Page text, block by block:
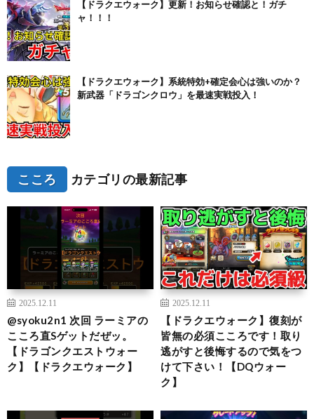
【ドラクエウォーク】更新！お知らせ確認と！ガチ
ャ！！！
【ドラクエウォーク】系統特効+確定会心は強いのか？
新武器「ドラゴンクロウ」を最速実戦投入！
こころ カテゴリの最新記事
2025.12.11
@syoku2n1 次回 ラーミアの
こころ直Sゲットだぜッ。
【ドラゴンクエストウォー
ク】【ドラクエウォーク】
2025.12.11
【ドラクエウォーク】復刻が
皆無の必須こころです！取り
逃がすと後悔するので気をつ
けて下さい！【DQウォー
ク】